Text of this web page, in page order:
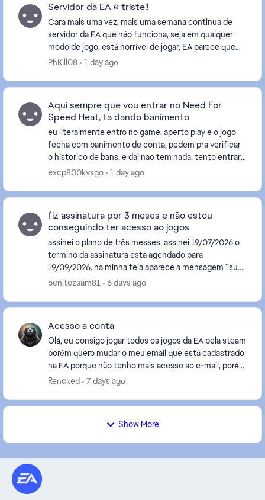
Servidor da EA é triste!!
Cara mais uma vez, mais uma semana continua de
servidor da EA que não funciona, seja em qualquer
modo de jogo, está horrível de jogar, EA parece que
abriu mão dos servidores do EA FC 26 por conta do ...
PhKill08 1 day ago
Aqui sempre que vou entrar no Need For
Speed Heat, ta dando banimento
eu literalmente entro no game, aperto play e o jogo
fecha com banimento de conta, pedem pra verificar
o historico de bans, e dai nao tem nada, tento entrar
denovo e ele fecha pelo mesmo motivo, o jog...
excp800kvsgo 1 day ago
fiz assinatura por 3 meses e não estou
conseguindo ter acesso ao jogos
assinei o plano de três messes, assinei 19/07/2026 o
termino da assinatura esta agendado para
19/09/2026. na minha tela aparece a mensagem ¨sua
assinatura EA PLAY está com termino agendado para
benitezsam81 6 days ago
Acesso a conta
Olá, eu consigo jogar todos os jogos da EA pela steam
porém quero mudar o meu email que está cadastrado
na EA porque não tenho mais acesso ao e-mail, porém
toda hora que vou mudar alguma coisa da con...
Rencked 7 days ago
Show More